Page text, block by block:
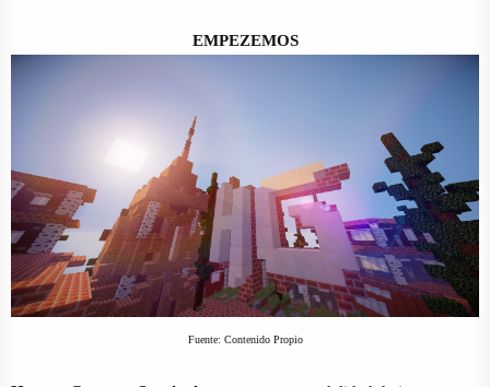
EMPEZEMOS
Fuente: Contenido Propio